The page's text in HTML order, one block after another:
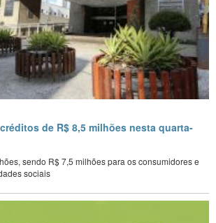
de R$ 8,5 milhões nesta quarta-
sendo R$ 7,5 milhões para os consumidores e
sociais